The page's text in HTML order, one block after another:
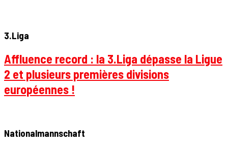
3.Liga
Affluence record : la 3.Liga dépasse la Ligue
2 et plusieurs premières divisions
européennes !
Nationalmannschaft